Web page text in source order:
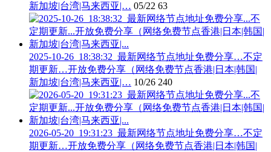
新加坡|台湾|马来西亚|… 05/22 63
2025-10-26_18:38:32_最新网络节点地址免费分享…不定
期更新…开放免费分享（网络免费节点香港|日本|韩国|
新加坡|台湾|马来西亚|… 10/26 240
2026-05-20_19:31:23_最新网络节点地址免费分享…不定
期更新…开放免费分享（网络免费节点香港|日本|韩国|